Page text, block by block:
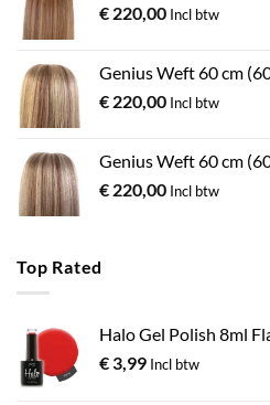
€ 220,00 Incl btw
Genius Weft 60 cm
€ 220,00 Incl btw
Genius Weft 60 cm
€ 220,00 Incl btw
Top Rated
Halo Gel Polish 8ml
€ 3,99 Incl btw